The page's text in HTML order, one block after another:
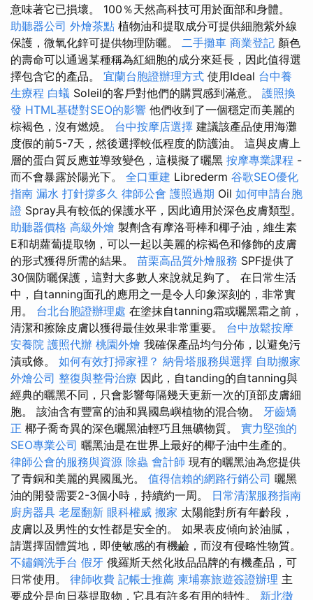
意味著它已損壞。 100％天然高科技可用於面部和身體。
助聽器公司 外燴茶點 植物油和提取成分可提供細胞紫外線
保護，微氧化鋅可提供物理防曬。 二手攤車 商業登記 顏色
的壽命可以通過某種稱為紅細胞的成分來延長，因此值得選
擇包含它的產品。 宜蘭台胞證辦理方式 使用Ideal 台中養
生療程 白蟻 Soleil的客戶對他們的購買感到滿意。 護照換
發 HTML基礎對SEO的影響 他們收到了一個穩定而美麗的
棕褐色，沒有燃燒。 台中按摩店選擇 建議該產品使用海灘
度假的前5-7天，然後選擇較低程度的防護油。 這與皮膚上
層的蛋白質反應並導致變色，這模擬了曬黑 按摩專業課程 -
而不會暴露於陽光下。 全口重建 Librederm 谷歌SEO優化
指南 漏水 打針撐多久 律師公會 護照過期 Oil 如何申請台胞
證 Spray具有較低的保護水平，因此適用於深色皮膚類型。
助聽器價格 高級外燴 製劑含有摩洛哥棒和椰子油，維生素
E和胡蘿蔔提取物，可以一起以美麗的棕褐色和修飾的皮膚
的形式獲得所需的結果。 苗栗高品質外燴服務 SPF提供了
30個防曬保護，這對大多數人來說就足夠了。 在日常生活
中，自tanning面孔的應用之一是令人印象深刻的，非常實
用。 台北台胞證辦理處 在塗抹自tanning霜或曬黑霜之前，
清潔和擦除皮膚以獲得最佳效果非常重要。 台中放鬆按摩
安養院 護照代辦 桃園外燴 我確保產品均勻分佈，以避免污
漬或條。 如何有效打掃家裡？ 納骨塔服務與選擇 自助搬家
外燴公司 整復與整骨治療 因此，自tanding的自tanning與
經典的曬黑不同，只會影響每隔幾天更新一次的頂部皮膚細
胞。 該油含有豐富的油和異國島嶼植物的混合物。 牙齒矯
正 椰子喬奇異的深色曬黑油輕巧且無礦物質。 實力堅強的
SEO專業公司 曬黑油是在世界上最好的椰子油中生產的。
律師公會的服務與資源 除蟲 會計師 現有的曬黑油為您提供
了青銅和美麗的異國風光。 值得信賴的網路行銷公司 曬黑
油的開發需要2-3個小時，持續約一周。 日常清潔服務指南
廚房器具 老屋翻新 眼科權威 搬家 太陽能對所有年齡段，
皮膚以及男性的女性都是安全的。 如果表皮傾向於油膩，
請選擇固體質地，即使敏感的有機鹼，而沒有侵略性物質。
不鏽鋼洗手台 假牙 俄羅斯天然化妝品品牌的有機產品，可
日常使用。 律師收費 記帳士推薦 柬埔寨旅遊簽證辦理 主
要成分是向日葵提取物，它具有許多有用的特性。 新北徵